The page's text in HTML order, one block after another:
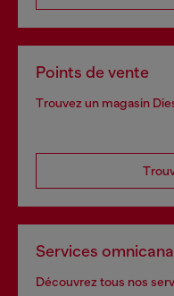
Points de vente
Trouvez un magasin
Services
Découvrez tous nos